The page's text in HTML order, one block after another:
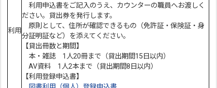
利用
利用申込書をご記入のうえ、カウンターの職員へお渡しく
ださい。貸出券を発行します。
原則として、住所が確認できるもの（免許証・保険証・身
分証明証など）を添えてください。
【貸出冊数と期間】
本・雑誌 1人20冊まで（貸出期間15日以内）
AV資料 1人2本まで（貸出期間8日以内）
【利用登録申込書】